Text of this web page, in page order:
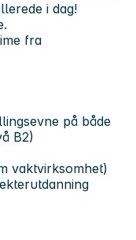
i dag!
fra
på både
B2)
vaktvirksomhet)